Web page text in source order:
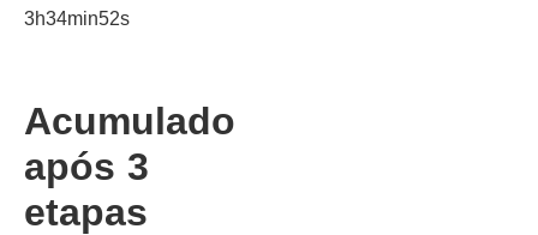
3h34min52s
Acumulado
após 3
etapas